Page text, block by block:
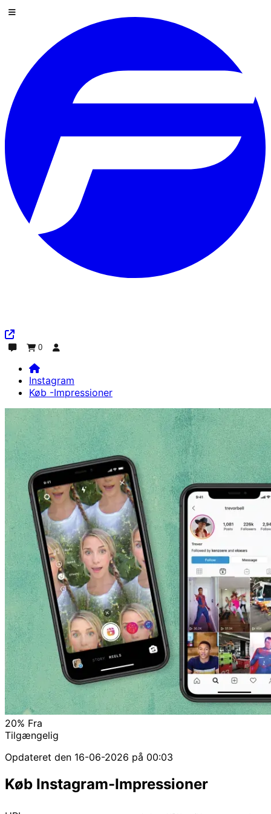
Spring til indhold
0
Instagram
Køb -Impressioner
20% Fra
Tilgængelig
Opdateret den 16-06-2026 på 00:03
Køb Instagram-Impressioner